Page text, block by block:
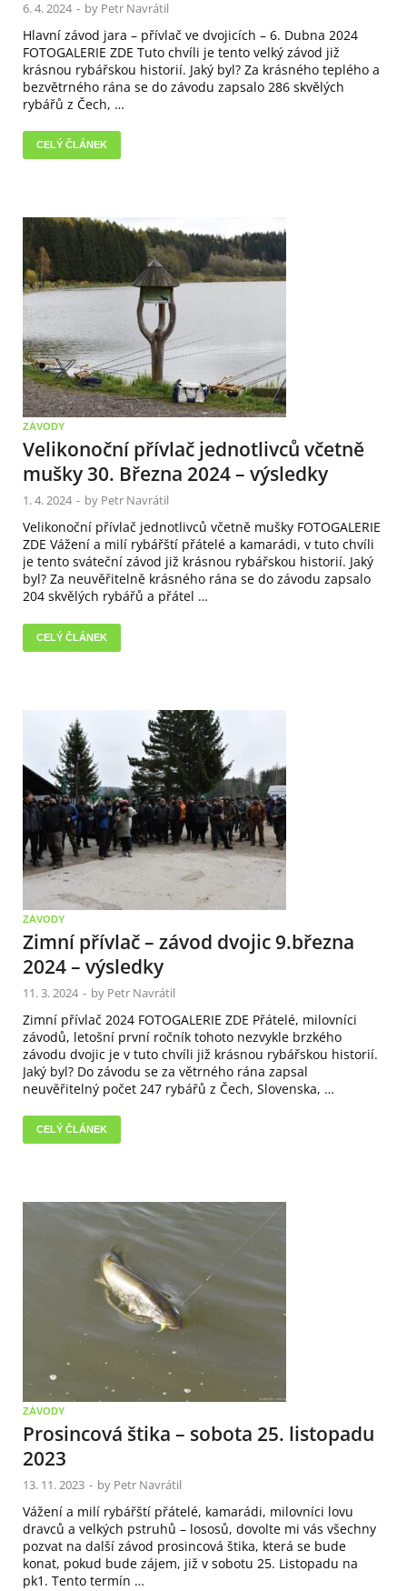
6. 4. 2024 - by Petr Navrátil
Hlavní závod jara – přívlač ve dvojicích – 6. Dubna 2024
FOTOGALERIE ZDE Tuto chvíli je tento velký závod již
krásnou rybářskou historií. Jaký byl? Za krásného teplého a
bezvětrného rána se do závodu zapsalo 286 skvělých
rybářů z Čech, …
CELÝ ČLÁNEK
ZÁVODY
Velikonoční přívlač jednotlivců včetně
mušky 30. Března 2024 – výsledky
1. 4. 2024 - by Petr Navrátil
Velikonoční přívlač jednotlivců včetně mušky FOTOGALERIE
ZDE Vážení a milí rybářští přátelé a kamarádi, v tuto chvíli
je tento sváteční závod již krásnou rybářskou historií. Jaký
byl? Za neuvěřitelně krásného rána se do závodu zapsalo
204 skvělých rybářů a přátel …
CELÝ ČLÁNEK
ZÁVODY
Zimní přívlač – závod dvojic 9.března
2024 – výsledky
11. 3. 2024 - by Petr Navrátil
Zimní přívlač 2024 FOTOGALERIE ZDE Přátelé, milovníci
závodů, letošní první ročník tohoto nezvykle brzkého
závodu dvojic je v tuto chvíli již krásnou rybářskou historií.
Jaký byl? Do závodu se za větrného rána zapsal
neuvěřitelný počet 247 rybářů z Čech, Slovenska, …
CELÝ ČLÁNEK
ZÁVODY
Prosincová štika – sobota 25. listopadu
2023
13. 11. 2023 - by Petr Navrátil
Vážení a milí rybářští přátelé, kamarádi, milovníci lovu
dravců a velkých pstruhů – lososů, dovolte mi vás všechny
pozvat na další závod prosincová štika, která se bude
konat, pokud bude zájem, již v sobotu 25. Listopadu na
pk1. Tento termín …